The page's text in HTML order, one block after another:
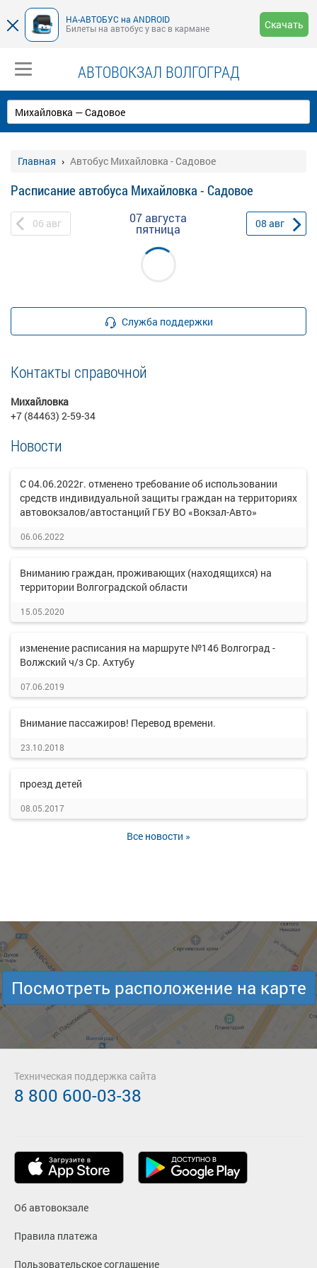
НА-АВТОБУС на ANDROID
Билеты на автобус у вас в кармане
Скачать
АВТОВОКЗАЛ ВОЛГОГРАД
Главная Автобус Михайловка - Садовое
Расписание автобуса Михайловка - Садовое
06 авг 07 августа
пятница 08 авг
Служба поддержки
Контакты справочной
Михайловка
+7 (84463) 2-59-34
Новости
С 04.06.2022г. отменено требование об использовании
средств индивидуальной защиты граждан на территориях
автовокзалов/автостанций ГБУ ВО «Вокзал-Авто»
06.06.2022
Вниманию граждан, проживающих (находящихся) на
территории Волгоградской области
15.05.2020
изменение расписания на маршруте №146 Волгоград -
Волжский ч/з Ср. Ахтубу
07.06.2019
Внимание пассажиров! Перевод времени.
23.10.2018
проезд детей
08.05.2017
Все новости »
Посмотреть расположение на карте
Об автовокзале
Правила платежа
Пользовательское соглашение
Техническая поддержка сайта
8 800 600-03-38